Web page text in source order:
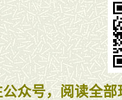
众号，阅读全